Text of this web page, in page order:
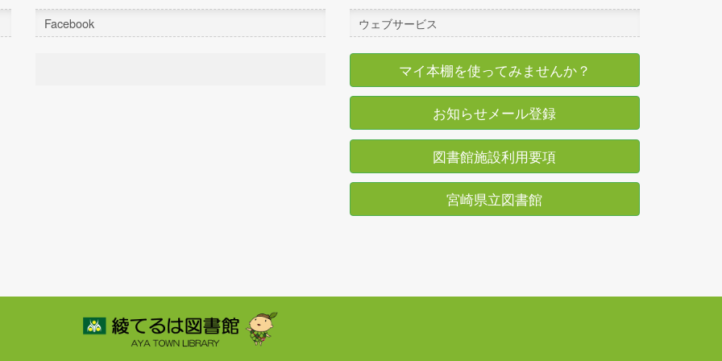
Facebook ウェブサービス
マイ本棚を使ってみませんか？
お知らせメール登録
図書館施設利用要項
宮崎県立図書館